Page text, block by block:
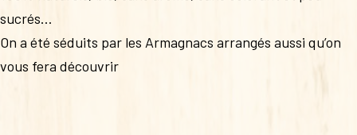
sucrés…
On a été séduits par les Armagnacs arrangés aussi qu’on
vous fera découvrir